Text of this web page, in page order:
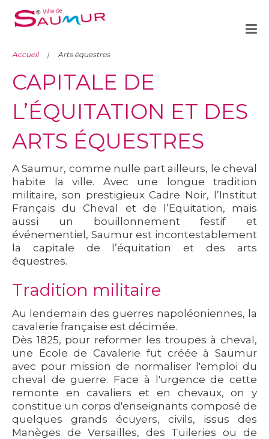
Accueil Arts équestres
CAPITALE DE
L’ÉQUITATION ET DES
ARTS ÉQUESTRES
A Saumur, comme nulle part ailleurs, le cheval
habite la ville. Avec une longue tradition
militaire, son prestigieux Cadre Noir, l’Institut
Français du Cheval et de l’Equitation, mais
aussi un bouillonnement festif et
événementiel, Saumur est incontestablement
la capitale de l’équitation et des arts
équestres.
Tradition militaire
Au lendemain des guerres napoléoniennes, la
cavalerie française est décimée.
Dès 1825, pour reformer les troupes à cheval,
une Ecole de Cavalerie fut créée à Saumur
avec pour mission de normaliser l'emploi du
cheval de guerre. Face à l'urgence de cette
remonte en cavaliers et en chevaux, on y
constitue un corps d'enseignants composé de
quelques grands écuyers, civils, issus des
Manèges de Versailles, des Tuileries ou de